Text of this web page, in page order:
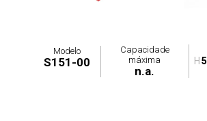
Modelo
S151-00
Capacidade
máxima
n.a.
H